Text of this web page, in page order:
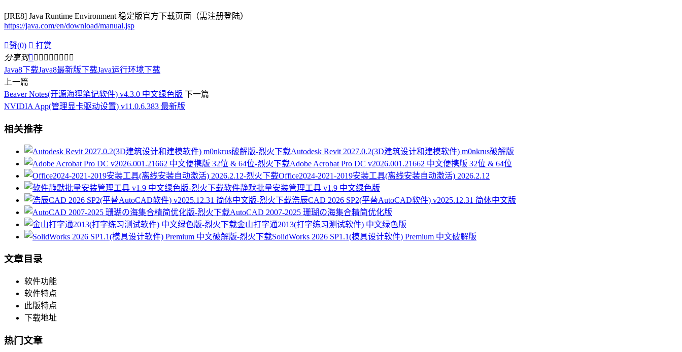
[JRE8] Java Runtime Environment 稳定版官方下载页面（需注册登陆）
https://java.com/en/download/manual.jsp
赞(0)  打赏
分享到        
Java8下载Java8最新版下载Java运行环境下载
上一篇
Beaver Notes(开源海狸笔记软件) v4.3.0 中文绿色版 下一篇
NVIDIA App(管理显卡驱动设置) v11.0.6.383 最新版
相关推荐
Autodesk Revit 2027.0.2(3D建筑设计和建模软件) m0nkrus破解版
Adobe Acrobat Pro DC v2026.001.21662 中文便携版 32位 & 64位
Office2024-2021-2019安装工具(离线安装自动激活) 2026.2.12
软件静默批量安装管理工具 v1.9 中文绿色版
浩辰CAD 2026 SP2(平替AutoCAD软件) v2025.12.31 简体中文版
AutoCAD 2007-2025 珊瑚の海集合精简优化版
金山打字通2013(打字练习测试软件) 中文绿色版
SolidWorks 2026 SP1.1(模具设计软件) Premium 中文破解版
文章目录
软件功能
软件特点
此版特点
下载地址
热门文章